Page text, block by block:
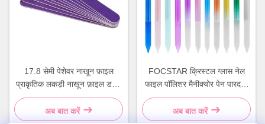
17.8 सेमी पेशेवर नाखून फ़ाइल
प्राकृतिक लकड़ी नाखून फ़ाइल डबल
पक्षीय
अब बात करें
FOCSTAR क्रिस्टल ग्लास नेल
फाइल पॉलिशर मैनीक्योर पेन पारदर्शी
रंगीन सिलेंडर
अब बात करें